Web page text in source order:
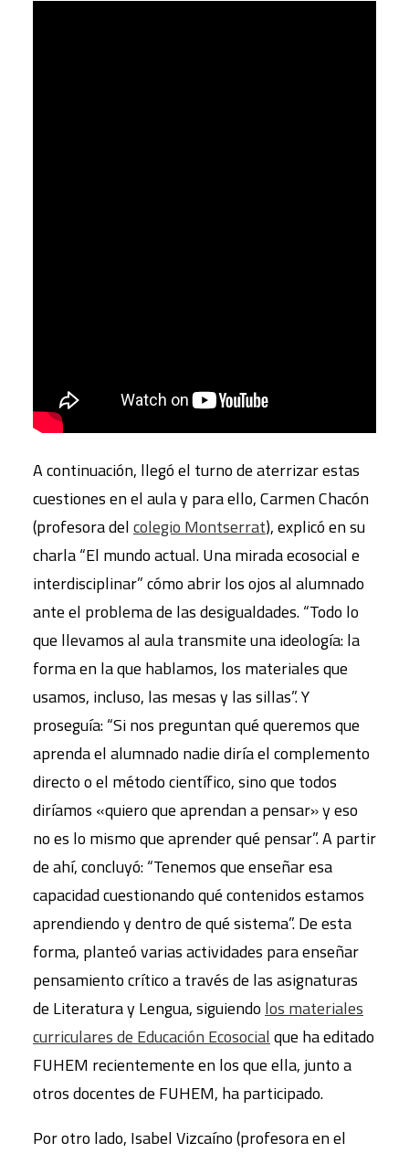
A continuación, llegó el turno de aterrizar estas
cuestiones en el aula y para ello, Carmen Chacón
(profesora delcolegio Montserrat), explicó en su
charla “El mundo actual. Una mirada ecosocial e
interdisciplinar” cómo abrir los ojos al alumnado
ante el problema de las desigualdades. “Todo lo
que llevamos al aula transmite una ideología: la
forma en la que hablamos, los materiales que
usamos, incluso, las mesas y las sillas”. Y
proseguía: “Si nos preguntan qué queremos que
aprenda el alumnado nadie diría el complemento
directo o el método científico, sino que todos
diríamos «quiero que aprendan a pensar» y eso
no es lo mismo que aprender qué pensar”. A partir
de ahí, concluyó: “Tenemos que enseñar esa
capacidad cuestionando qué contenidos estamos
aprendiendo y dentro de qué sistema”. De esta
forma, planteó varias actividades para enseñar
pensamiento crítico a través de las asignaturas
de Literatura y Lengua, siguiendo los materiales
curriculares de Educación Ecosocial que ha editado
FUHEM recientemente en los que ella, junto a
otros docentes de FUHEM, ha participado.
Por otro lado, Isabel Vizcaíno (profesora en el